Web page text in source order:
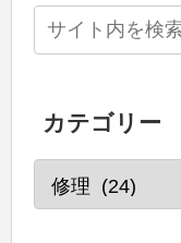
カテゴリー